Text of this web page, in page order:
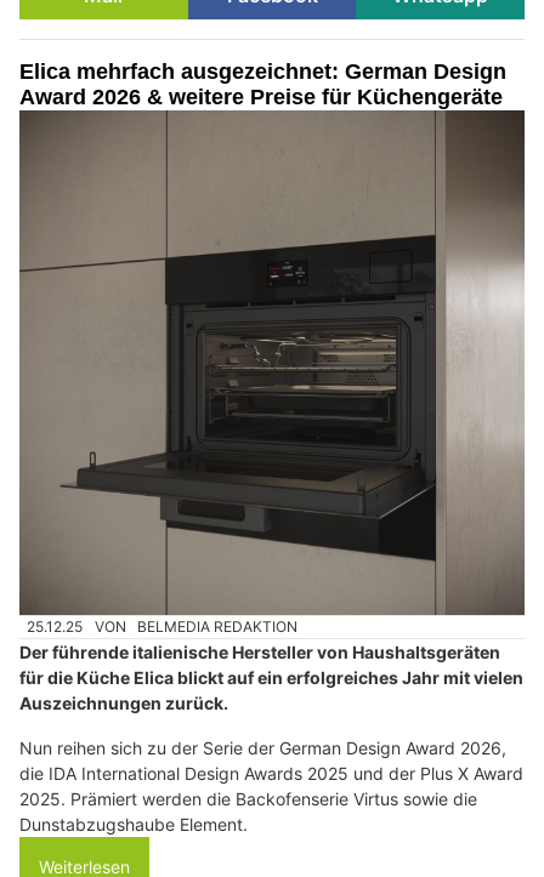
Elica mehrfach ausgezeichnet: German Design
Award 2026 & weitere Preise für Küchengeräte
25.12.25 VON BELMEDIA REDAKTION
Der führende italienische Hersteller von Haushaltsgeräten
für die Küche Elica blickt auf ein erfolgreiches Jahr mit vielen
Auszeichnungen zurück.
Nun reihen sich zu der Serie der German Design Award 2026,
die IDA International Design Awards 2025 und der Plus X Award
2025. Prämiert werden die Backofenserie Virtus sowie die
Dunstabzugshaube Element.
Weiterlesen